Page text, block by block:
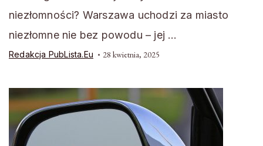
niezłomności? Warszawa uchodzi za miasto
niezłomne nie bez powodu – jej …
Redakcja PubLista.eu 28 kwietnia, 2025